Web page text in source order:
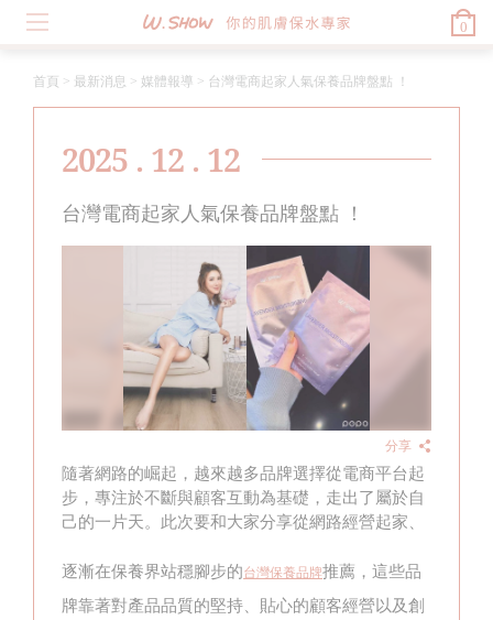
0
首頁 > 最新消息 > 媒體報導 > 台灣電商起家人氣保養品牌盤點 ！
2025 . 12 . 12
台灣電商起家人氣保養品牌盤點 ！
分享
隨著網路的崛起，越來越多品牌選擇從電商平台起
步，專注於不斷與顧客互動為基礎，走出了屬於自
己的一片天。此次要和大家分享從網路經營起家、
逐漸在保養界站穩腳步的台灣保養品牌推薦，這些品
牌靠著對產品品質的堅持、貼心的顧客經營以及創